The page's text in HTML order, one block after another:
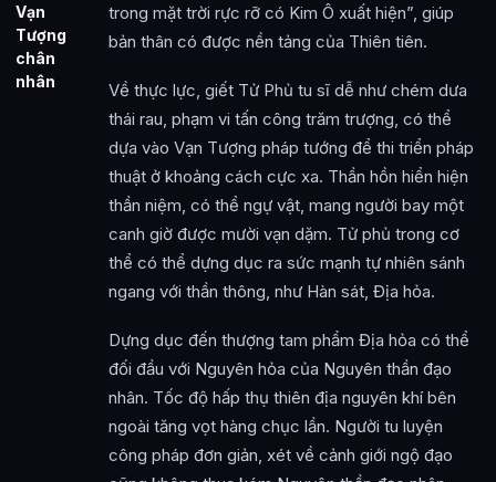
Vạn
Tượng
chân
nhân
trong mặt trời rực rỡ có Kim Ô xuất hiện”, giúp
bản thân có được nền tảng của Thiên tiên.
Về thực lực, giết Tử Phủ tu sĩ dễ như chém dưa
thái rau, phạm vi tấn công trăm trượng, có thể
dựa vào Vạn Tượng pháp tướng để thi triển pháp
thuật ở khoảng cách cực xa. Thần hồn hiển hiện
thần niệm, có thể ngự vật, mang người bay một
canh giờ được mười vạn dặm. Tử phủ trong cơ
thể có thể dựng dục ra sức mạnh tự nhiên sánh
ngang với thần thông, như Hàn sát, Địa hỏa.
Dựng dục đến thượng tam phẩm Địa hỏa có thể
đối đầu với Nguyên hỏa của Nguyên thần đạo
nhân. Tốc độ hấp thụ thiên địa nguyên khí bên
ngoài tăng vọt hàng chục lần. Người tu luyện
công pháp đơn giản, xét về cảnh giới ngộ đạo